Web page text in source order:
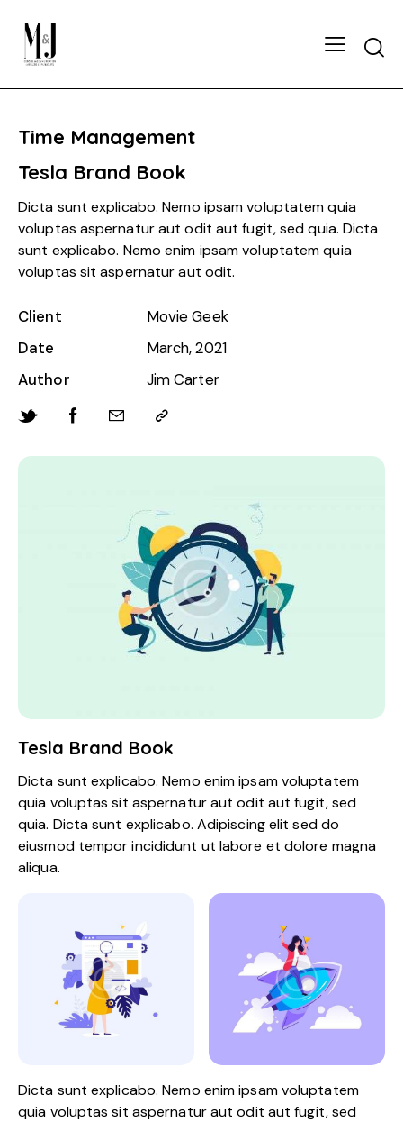
Time Management
Tesla Brand Book
Dicta sunt explicabo. Nemo enim ipsam voluptatem
quia voluptas sit aspernatur aut odit aut fugit, sed
quia. Dicta sunt explicabo. Adipiscing elit sed do
eiusmod tempor incididunt ut labore et dolore magna
aliqua.
Dicta sunt explicabo. Nemo enim ipsam voluptatem
quia voluptas sit aspernatur aut odit aut fugit, sed
Tesla Brand Book
Dicta sunt explicabo. Nemo ipsam voluptatem quia
voluptas aspernatur aut odit aut fugit, sed quia. Dicta
sunt explicabo. Nemo enim ipsam voluptatem quia
voluptas sit aspernatur aut odit.
Client
Movie Geek
Date
March, 2021
Author
Jim Carter